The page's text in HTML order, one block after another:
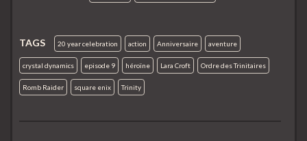
TAGS 20 year celebration action Anniversaire aventure
crystal dynamics episode 9 héroïne Lara Croft Ordre des Trinitaires
Romb Raider square enix Trinity